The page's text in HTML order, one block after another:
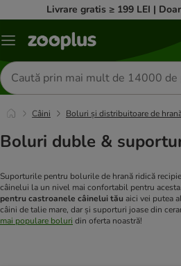
Livrare gratis ≥ 199 LEI |
Categorii
Căutare
produse
Câini Boluri și distribuitoare de
Boluri duble &
Suporturile pentru bolurile de hrană ridică
câinelui la un nivel mai confortabil pentru
pentru castroanele câinelui tău aici vei putea
câini de talie mare, dar și suporturi joase din
mai populare boluri din oferta noastră!